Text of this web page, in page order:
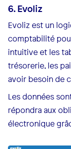
6. Evoliz
Evoliz est un
comptabilité
intuitive et les
trésorerie, les
avoir besoin de
Les données
répondra aux
électronique